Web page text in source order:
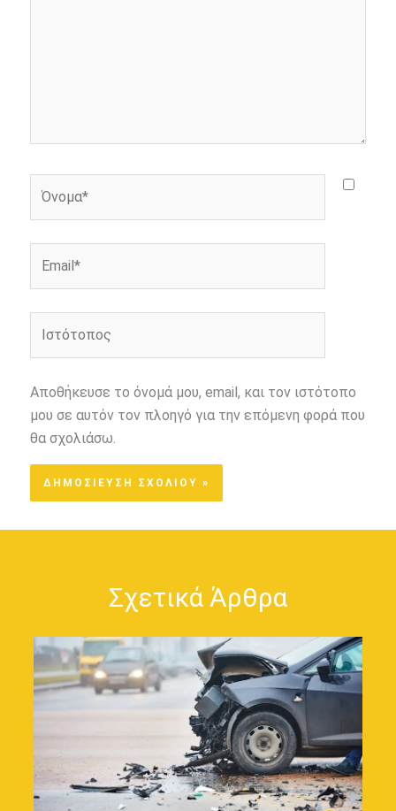
Αποθήκευσε το όνομά μου, email, και τον ιστότοπο
μου σε αυτόν τον πλοηγό για την επόμενη φορά που
θα σχολιάσω.
Σχετικά Άρθρα